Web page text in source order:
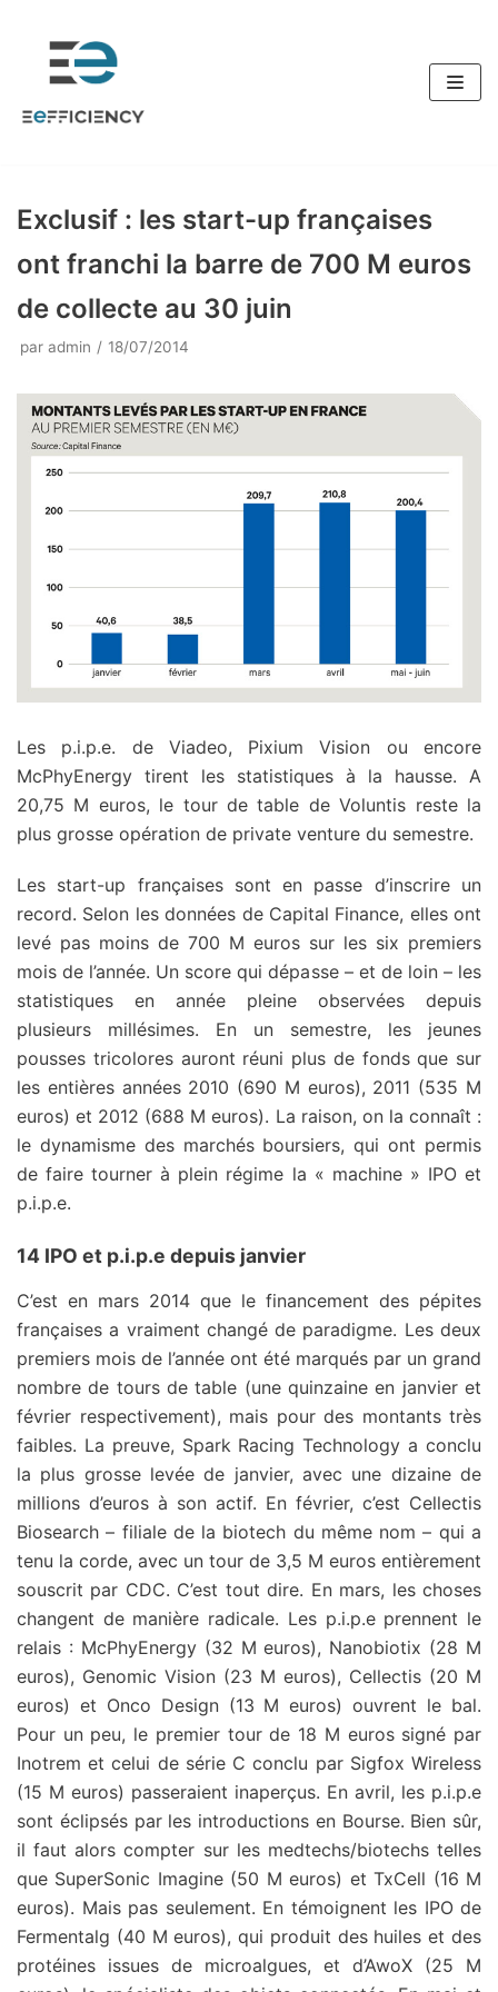
contenu
Exclusif : les start-up françaises
ont franchi la barre de 700 M euros
de collecte au 30 juin
par admin 18/07/2014
Les p.i.p.e. de Viadeo, Pixium Vision ou encore
McPhyEnergy tirent les statistiques à la hausse. A
20,75 M euros, le tour de table de Voluntis reste la
plus grosse opération de private venture du semestre.
Les start-up françaises sont en passe d’inscrire un
record. Selon les données de Capital Finance, elles ont
levé pas moins de 700 M euros sur les six premiers
mois de l’année. Un score qui dépasse – et de loin – les
statistiques en année pleine observées depuis
plusieurs millésimes. En un semestre, les jeunes
pousses tricolores auront réuni plus de fonds que sur
les entières années 2010 (690 M euros), 2011 (535 M
euros) et 2012 (688 M euros). La raison, on la connaît :
le dynamisme des marchés boursiers, qui ont permis
de faire tourner à plein régime la « machine » IPO et
p.i.p.e.
14 IPO et p.i.p.e depuis janvier
C’est en mars 2014 que le financement des pépites
françaises a vraiment changé de paradigme. Les deux
premiers mois de l’année ont été marqués par un grand
nombre de tours de table (une quinzaine en janvier et
février respectivement), mais pour des montants très
faibles. La preuve, Spark Racing Technology a conclu
la plus grosse levée de janvier, avec une dizaine de
millions d’euros à son actif. En février, c’est Cellectis
Biosearch – filiale de la biotech du même nom – qui a
tenu la corde, avec un tour de 3,5 M euros entièrement
souscrit par CDC. C’est tout dire. En mars, les choses
changent de manière radicale. Les p.i.p.e prennent le
relais : McPhyEnergy (32 M euros), Nanobiotix (28 M
euros), Genomic Vision (23 M euros), Cellectis (20 M
euros) et Onco Design (13 M euros) ouvrent le bal.
Pour un peu, le premier tour de 18 M euros signé par
Inotrem et celui de série C conclu par Sigfox Wireless
(15 M euros) passeraient inaperçus. En avril, les p.i.p.e
sont éclipsés par les introductions en Bourse. Bien sûr,
il faut alors compter sur les medtechs/biotechs telles
que SuperSonic Imagine (50 M euros) et TxCell (16 M
euros). Mais pas seulement. En témoignent les IPO de
Fermentalg (40 M euros), qui produit des huiles et des
protéines issues de microalgues, et d’AwoX (25 M